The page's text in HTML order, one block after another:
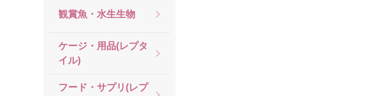
観賞魚・水生生物
ケージ・用品(レプタ
イル)
フード・サプリ(レプ